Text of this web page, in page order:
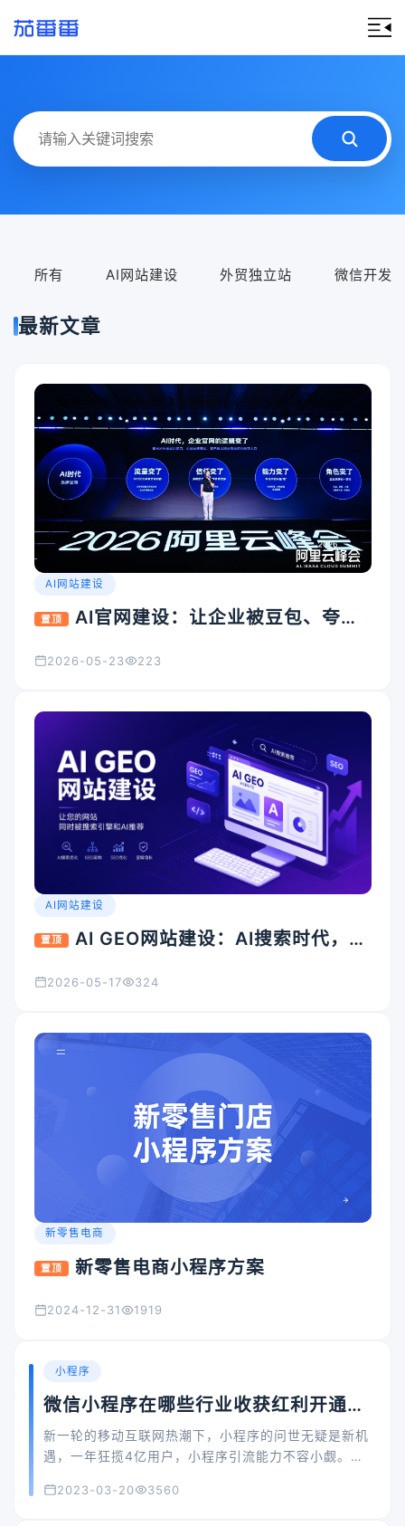
所有 AI网站建设 外贸独立站 微信开发
最新文章
AI网站建设
置顶
AI官网建设：让企业被豆包、夸
2026-05-23 223
AI网站建设
置顶
AI GEO网站建设：AI搜索时代，企
2026-05-17 324
新零售电商
置顶 新零售电商小程序方案
2024-12-31 1919
小程序
微信小程序在哪些行业收获红利开通内
嵌网页
新一轮的移动互联网热潮下，小程序的问世无疑是新机
遇，一年狂揽4亿用户，小程序引流能力不容小觑。依
系，多入口连接，如同原生APP一样，涉及衣食住行、
2023-03-20 3560